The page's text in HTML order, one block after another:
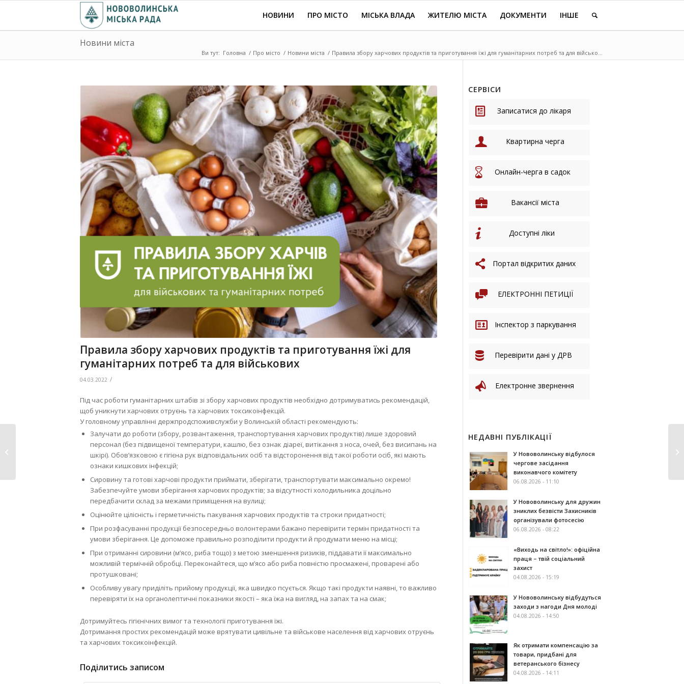
НОВИНИ ПРО МІСТО МІСЬКА ВЛАДА ЖИТЕЛЮ МІСТА ДОКУМЕНТИ ІНШЕ
Новини міста
Ви тут: Головна / Про місто / Новини міста / Правила збору харчових продуктів та приготування їжі для гуманітарних потреб та для військо...
Правила збору харчових продуктів та приготування їжі для
гуманітарних потреб та для військових
04.03.2022 /
Під час роботи гуманітарних штабів зі збору харчових продуктів необхідно дотримуватись рекомендацій,
щоб уникнути харчових отруєнь та харчових токсикоінфекцій.
У головному управлінні держпродспоживслужби у Волинській області рекомендують:
Залучати до роботи (збору, розвантаження, транспортування харчових продуктів) лише здоровий
персонал (без підвищеної температури, кашлю, без ознак діареї, витікання з носа, очей, без висипань на
шкірі). Обов’язковою є гігієна рук відповідальних осіб та відсторонення від такої роботи осіб, які мають
ознаки кишкових інфекцій;
Сировину та готові харчові продукти приймати, зберігати, транспортувати максимально окремо!
Забезпечуйте умови зберігання харчових продуктів; за відсутності холодильника доцільно
передбачити склад за межами приміщення на вулиці;
Оцінюйте цілісність і герметичність пакування харчових продуктів та строки придатності;
При розфасуванні продукції безпосередньо волонтерами бажано перевірити термін придатності та
умови зберігання. Це допоможе правильно розподілити продукти й продумати меню на місці;
При отриманні сировини (м’ясо, риба тощо) з метою зменшення ризиків, піддавати її максимально
можливій термічній обробці. Переконайтеся, що м’ясо або риба повністю просмажені, проварені або
протушковані;
Особливу увагу приділіть прийому продукції, яка швидко псується. Якщо такі продукти наявні, то важливо
перевіряти їх на органолептичні показники якості – яка їжа на вигляд, на запах та на смак;
Дотримуйтесь гігієнічних вимог та технології приготування їжі.
Дотримання простих рекомендацій може врятувати цивільне та військове населення від харчових отруєнь
та харчових токсикоінфекцій.
Поділитись записом
СЕРВІСИ
Записатися до лікаря
Квартирна черга
Онлайн-черга в садок
Вакансії міста
Доступні ліки
Портал відкритих даних
ЕЛЕКТРОННІ ПЕТИЦІЇ
Інспектор з паркування
Перевірити дані у ДРВ
Електронне звернення
НЕДАВНІ ПУБЛІКАЦІЇ
У Нововолинську відбулося
чергове засідання
виконавчого комітету
06.08.2026 - 11:10
У Нововолинську для дружин
зниклих безвісти Захисників
організували фотосесію
06.08.2026 - 08:22
«Виходь на світло!»: офіційна
праця – твій соціальний
захист
04.08.2026 - 15:19
У Нововолинську відбудуться
заходи з нагоди Дня молоді
04.08.2026 - 14:50
Як отримати компенсацію за
товари, придбані для
ветеранського бізнесу
04.08.2026 - 14:11